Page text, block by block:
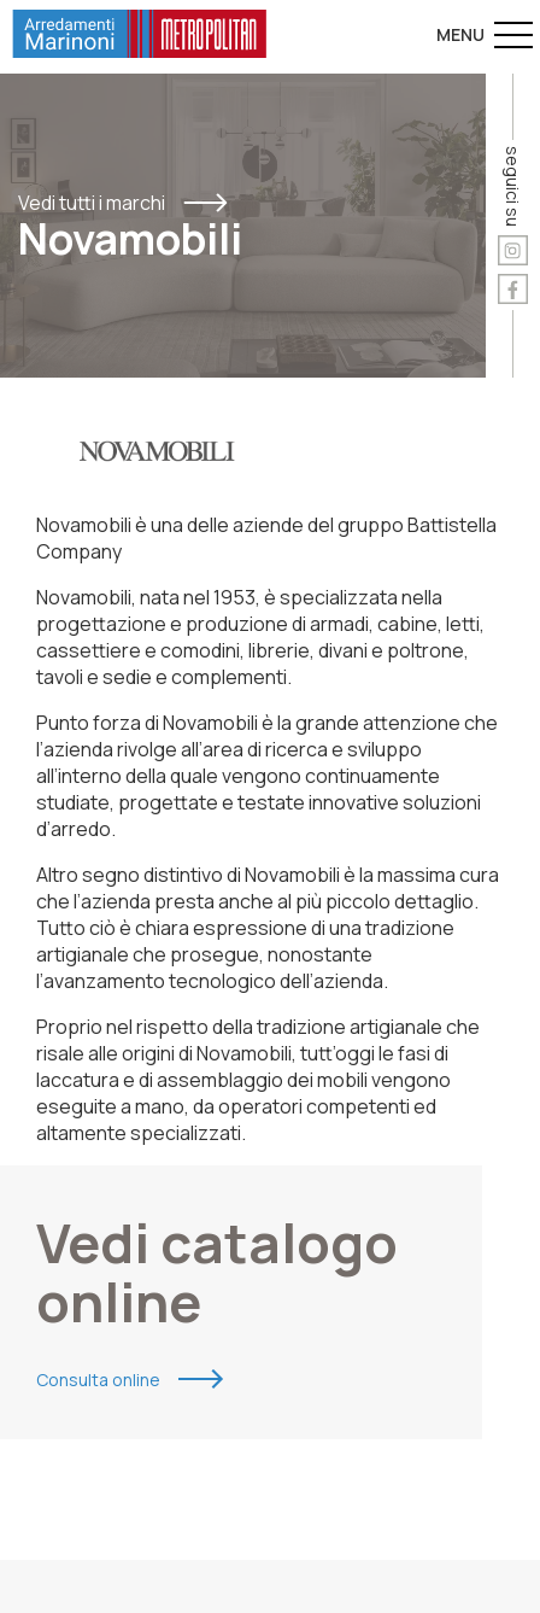
Vedi tutti i marchi
Novamobili
seguici su
Novamobili è una delle aziende del gruppo Battistella
Company
Novamobili, nata nel 1953, è specializzata nella
progettazione e produzione di armadi, cabine, letti,
cassettiere e comodini, librerie, divani e poltrone,
tavoli e sedie e complementi.
Punto forza di Novamobili è la grande attenzione che
l’azienda rivolge all’area di ricerca e sviluppo
all’interno della quale vengono continuamente
studiate, progettate e testate innovative soluzioni
d’arredo.
Altro segno distintivo di Novamobili è la massima cura
che l’azienda presta anche al più piccolo dettaglio.
Tutto ciò è chiara espressione di una tradizione
artigianale che prosegue, nonostante
l’avanzamento tecnologico dell’azienda.
Proprio nel rispetto della tradizione artigianale che
risale alle origini di Novamobili, tutt’oggi le fasi di
laccatura e di assemblaggio dei mobili vengono
eseguite a mano, da operatori competenti ed
altamente specializzati.
Vedi catalogo
online
Consulta online